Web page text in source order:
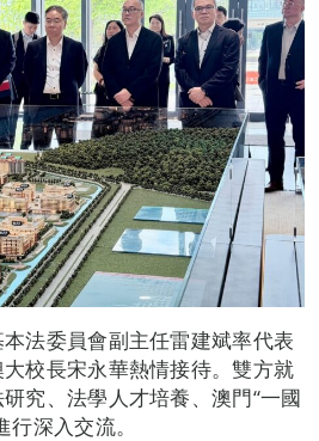
法委員會副主任雷建斌率代表
校長宋永華熱情接待。雙方就
究、法學人才培養、澳門“一國
深入交流。